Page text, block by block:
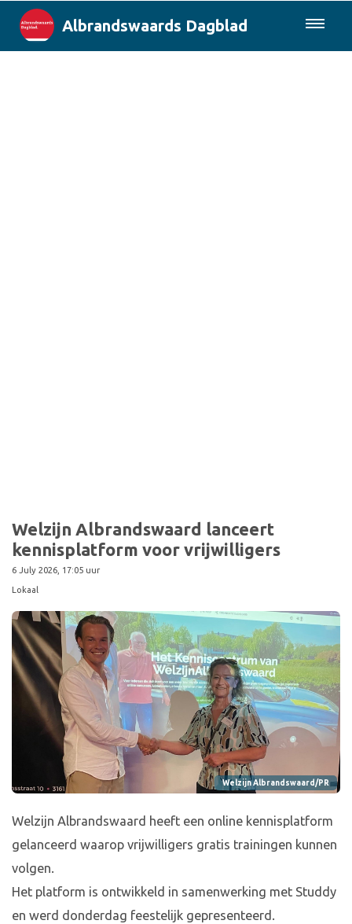
Albrandswaards Dagblad
Welzijn Albrandswaard lanceert
kennisplatform voor vrijwilligers
6 July 2026, 17:05 uur
Lokaal
Welzijn Albrandswaard/PR
Welzijn Albrandswaard heeft een online kennisplatform
gelanceerd waarop vrijwilligers gratis trainingen kunnen
volgen.
Het platform is ontwikkeld in samenwerking met Studdy
en werd donderdag feestelijk gepresenteerd.